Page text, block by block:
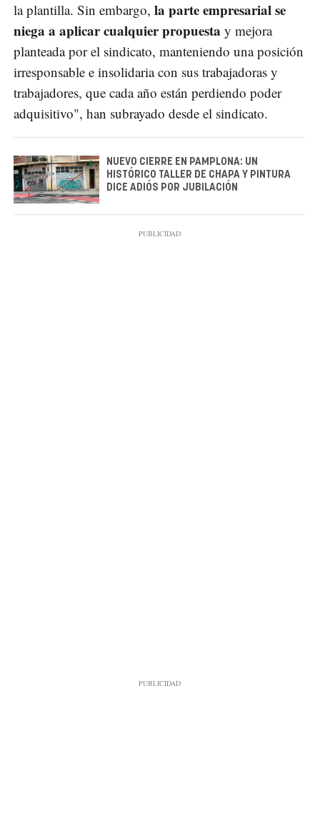
la plantilla. Sin embargo, la parte empresarial se
niega a aplicar cualquier propuesta y mejora
planteada por el sindicato, manteniendo una posición
irresponsable e insolidaria con sus trabajadoras y
trabajadores, que cada año están perdiendo poder
adquisitivo", han subrayado desde el sindicato.
NUEVO CIERRE EN PAMPLONA: UN
HISTÓRICO TALLER DE CHAPA Y PINTURA
DICE ADIÓS POR JUBILACIÓN